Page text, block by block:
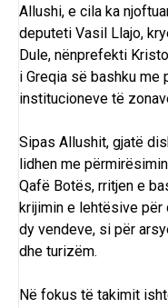
Allushi, e cila ka
deputeti Vasil Llajo,
Dule, nënprefekti
i Greqia së bashku
institucioneve të
Sipas Allushit, gjatë
lidhen me
Qafë Botës, rritjen e
krijimin e lehtësive
dy vendeve, si për
dhe turizëm.
Në fokus të takimit